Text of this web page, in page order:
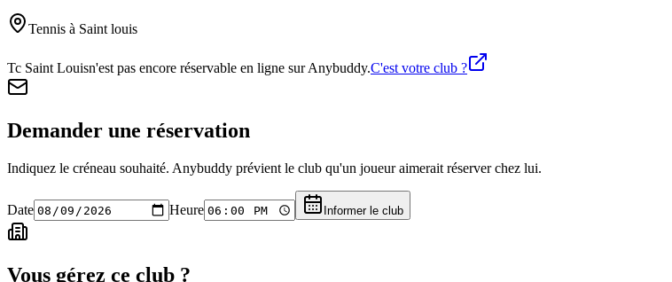
Tennis à Saint louis
Tc Saint Louisn'est pas encore réservable en ligne sur Anybuddy.C'est votre club ?
Demander une réservation
Indiquez le créneau souhaité. Anybuddy prévient le club qu'un joueur aimerait réserver chez lui.
Date Heure Informer le club
Vous gérez ce club ?